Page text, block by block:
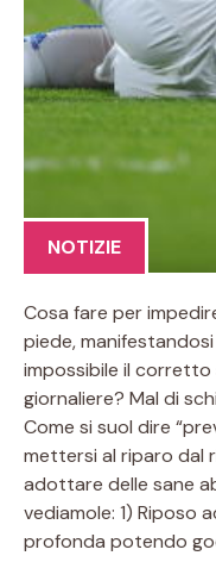
NOTIZIE
Cosa fare per
piede,
impossibile il
giornaliere? Mal di
Come si suol dire
mettersi al riparo dal
adottare delle sane
vediamole: 1) Riposo
profonda potendo